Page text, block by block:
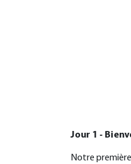
Jour 1 -
Notre